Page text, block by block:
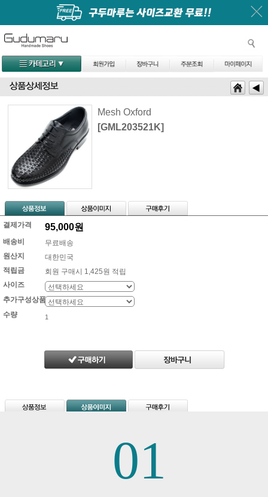
Mesh Oxford
[GML203521K]
결제가격 95,000원
배송비
무료배송
원산지
대한민국
적립금
회원 구매시 1,425원 적립
사이즈
추가구성상품
수량
01